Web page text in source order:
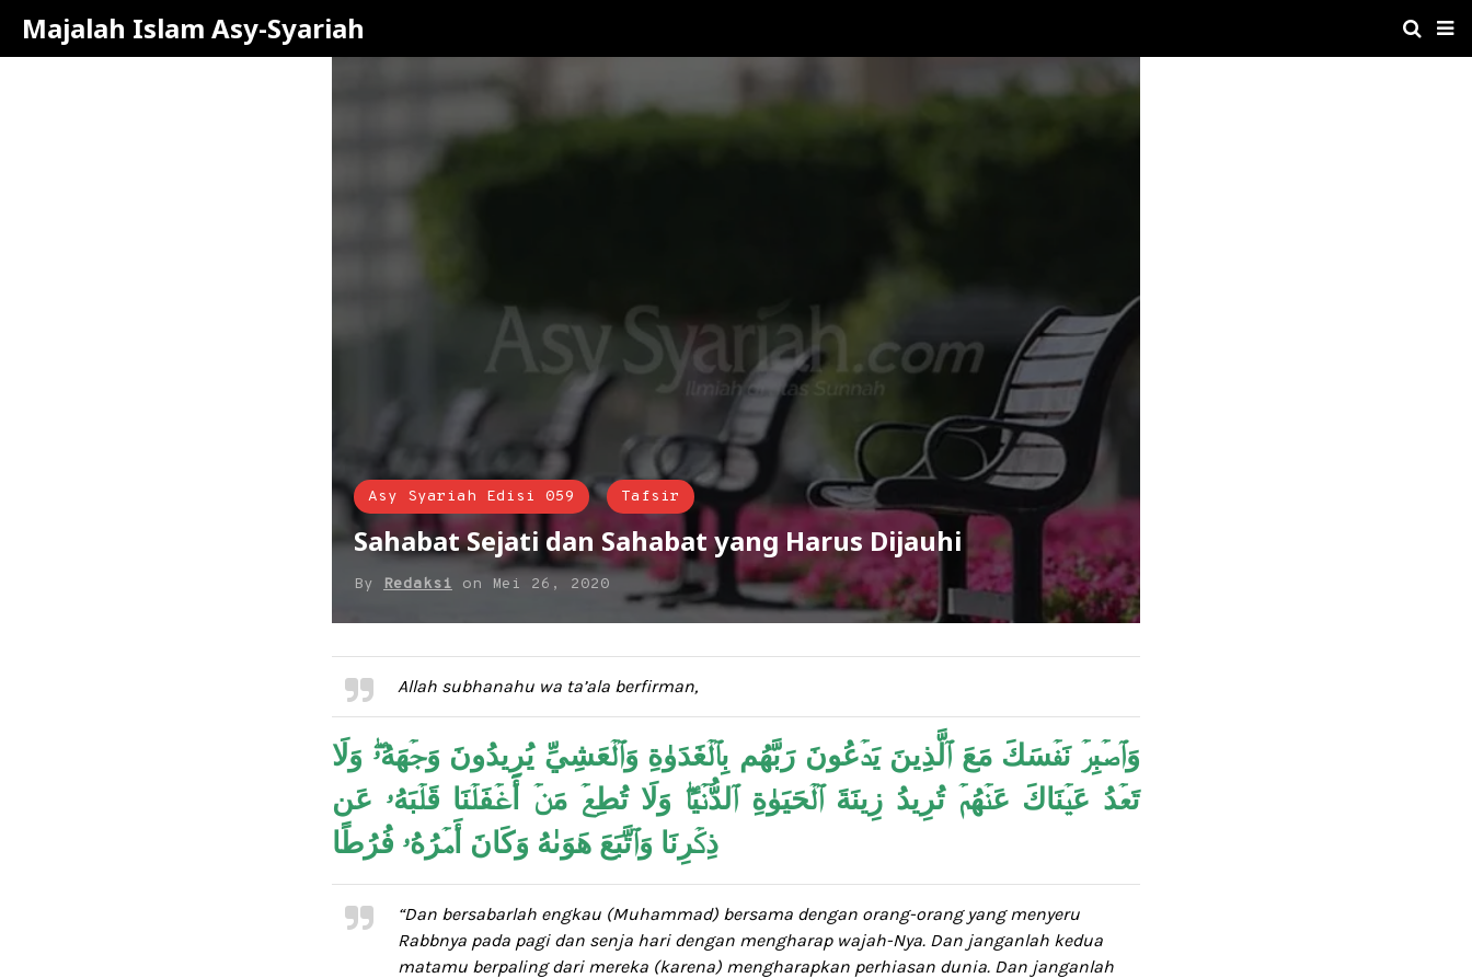
Majalah Islam Asy-Syariah
Asy Syariah Edisi 059 Tafsir
Sahabat Sejati dan Sahabat yang Harus Dijauhi
By Redaksi on Mei 26, 2020
Allah subhanahu wa ta’ala berfirman,
وَٱصۡبِرۡ نَفۡسَكَ مَعَ ٱلَّذِينَ يَدۡعُونَ رَبَّهُم بِٱلۡغَدَوٰةِ وَٱلۡعَشِيِّ يُرِيدُونَ وَجۡهَهُۥۖ وَلَا
تَعۡدُ عَيۡنَاكَ عَنۡهُمۡ تُرِيدُ زِينَةَ ٱلۡحَيَوٰةِ ٱلدُّنۡيَاۖ وَلَا تُطِعۡ مَنۡ أَغۡفَلۡنَا قَلۡبَهُۥ عَن
ذِكۡرِنَا وَٱتَّبَعَ هَوَىٰهُ وَكَانَ أَمۡرُهُۥ فُرُطًا
“Dan bersabarlah engkau (Muhammad) bersama dengan orang-orang yang menyeru
Rabbnya pada pagi dan senja hari dengan mengharap wajah-Nya. Dan janganlah kedua
matamu berpaling dari mereka (karena) mengharapkan perhiasan dunia. Dan janganlah